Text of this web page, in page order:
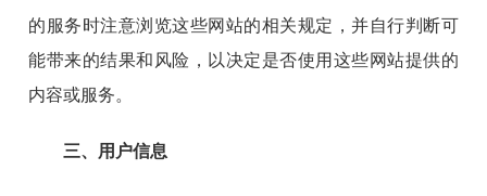
的服务时注意浏览这些网站的相关规定，并自行判断可
能带来的结果和风险，以决定是否使用这些网站提供的
内容或服务。
三、用户信息